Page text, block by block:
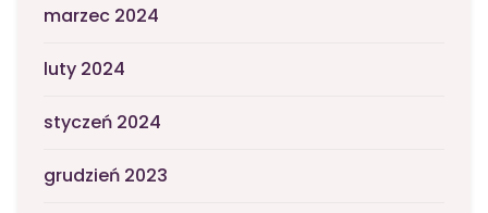
marzec 2024
luty 2024
styczeń 2024
grudzień 2023